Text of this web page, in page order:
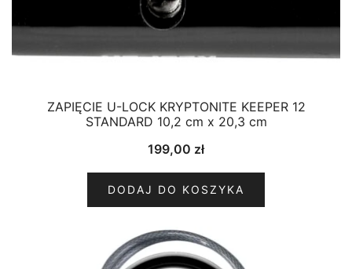
ZAPIĘCIE U-LOCK KRYPTONITE KEEPER 12
STANDARD 10,2 cm x 20,3 cm
199,00 zł
DODAJ DO KOSZYKA